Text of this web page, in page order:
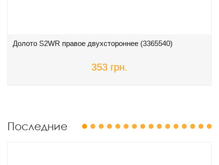
Долото S2WR правое двухстороннее (3365540)
353 грн.
Последние 1 2 3 4 5 6 7 8 9 10 11 12 13 14 15 16